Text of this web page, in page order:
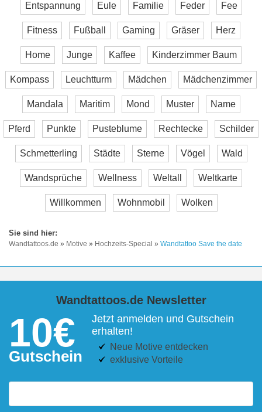
Entspannung Eule Familie Feder Fee
Fitness Fußball Gaming Gräser Herz
Home Junge Kaffee Kinderzimmer Baum
Kompass Leuchtturm Mädchen Mädchenzimmer
Mandala Maritim Mond Muster Name
Pferd Punkte Pusteblume Rechtecke Schilder
Schmetterling Städte Sterne Vögel Wald
Wandsprüche Wellness Weltall Weltkarte
Willkommen Wohnmobil Wolken
Wandtattoos.de » Motive » Hochzeits-Special » Wandtattoo Save the date
Wandtattoos.de Newsletter
10€
Gutschein
Jetzt anmelden und Gutschein
erhalten!
Neue Motive entdecken
exklusive Vorteile